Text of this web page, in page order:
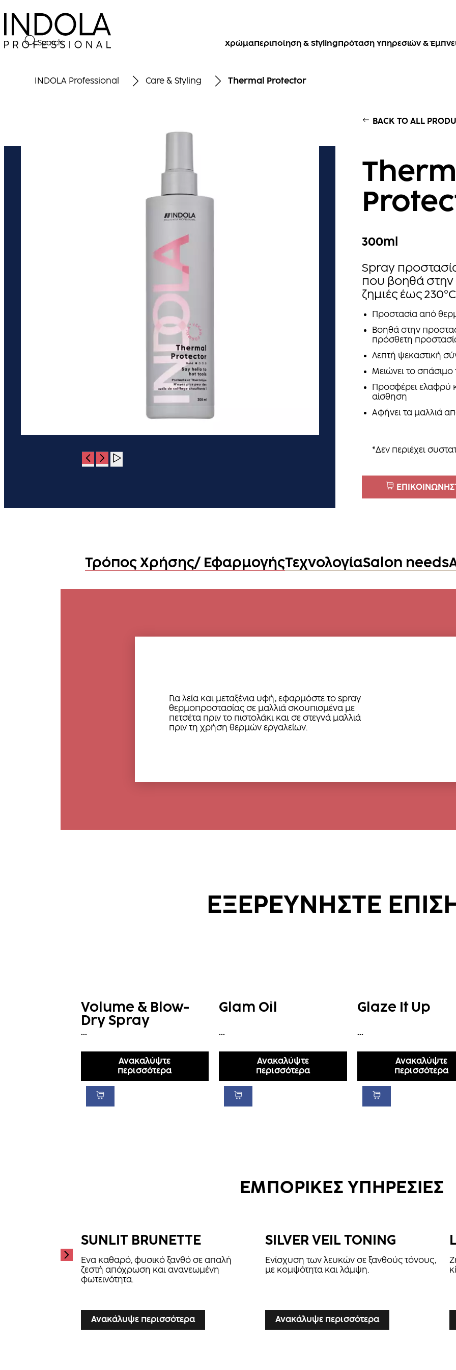
ΧρώμαΠεριποίηση & StylingΠρόταση Υπηρεσιών &
Search
INDOLA Professional Care & Styling Thermal Protector
BACK TO ALL
300ml
Spray
που βοηθά
ζημιές έως
Προστασία από
Βοηθά στην
πρόσθετη
Λεπτή ψεκαστική
Μειώνει το σπάσιμο
Προσφέρει ελαφρύ
αίσθηση
Αφήνει τα μαλλιά
*Δεν περιέχει
Τρόπος Χρήσης/ ΕφαρμογήςΤεχνολογίαSalon needs
Για λεία και μεταξένια υφή, εφαρμόστε το spray
θερμοπροστασίας σε μαλλιά σκουπισμένα με
πετσέτα πριν το πιστολάκι και σε στεγνά μαλλιά
πριν τη χρήση θερμών εργαλείων.
ΕΞΕΡΕΥΝΗΣΤΕ
Volume & Blow-
Dry Spray
...
Ανακαλύψτε
περισσότερα
Glam Oil
...
Ανακαλύψτε
περισσότερα
Glaze It Up
...
Ανακαλύψτε
περισσότερα
ΕΜΠΟΡΙΚΕΣ ΥΠΗΡΕΣΙΕΣ
SUNLIT BRUNETTE
Ένα καθαρό, φυσικό ξανθό σε απαλή
ζεστή απόχρωση και ανανεωμένη
φωτεινότητα.
...
Ανακάλυψε περισσότερα
SILVER VEIL TONING
Ενίσχυση των λευκών σε ξανθούς τόνους,
με κομψότητα και λάμψη.
...
Ανακάλυψε περισσότερα
...